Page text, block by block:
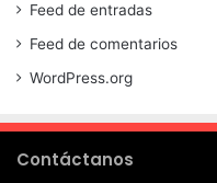
Feed de entradas
Feed de comentarios
WordPress.org
Contáctanos